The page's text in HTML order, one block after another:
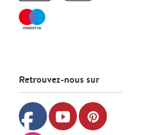
Retrouvez-nous sur
facebook youtube pinterest